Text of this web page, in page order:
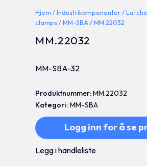
Hjem /Industrikomponenter/
clamps/MM-SBA / MM.22032
MM.22032
MM-SBA-32
Produktnummer:MM.22032
Kategori:MM-SBA
Logg inn for å se
Legg i handleliste